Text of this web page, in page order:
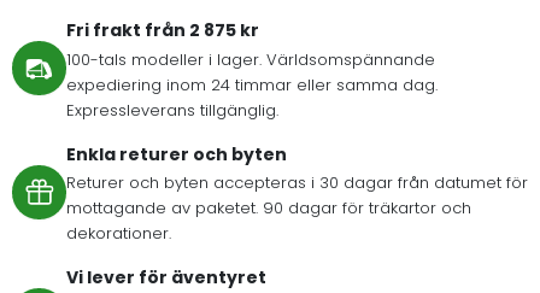
Fri frakt från 2 875 kr
100-tals modeller i lager. Världsomspännande
expediering inom 24 timmar eller samma dag.
Expressleverans tillgänglig.
Enkla returer och byten
Returer och byten accepteras i 30 dagar från datumet för
mottagande av paketet. 90 dagar för träkartor och
dekorationer.
Vi lever för äventyret